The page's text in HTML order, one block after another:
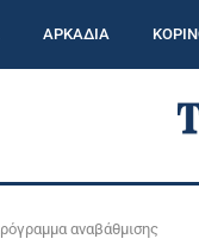
ΑΡΚΑΔΙΑ
αναβάθμισης